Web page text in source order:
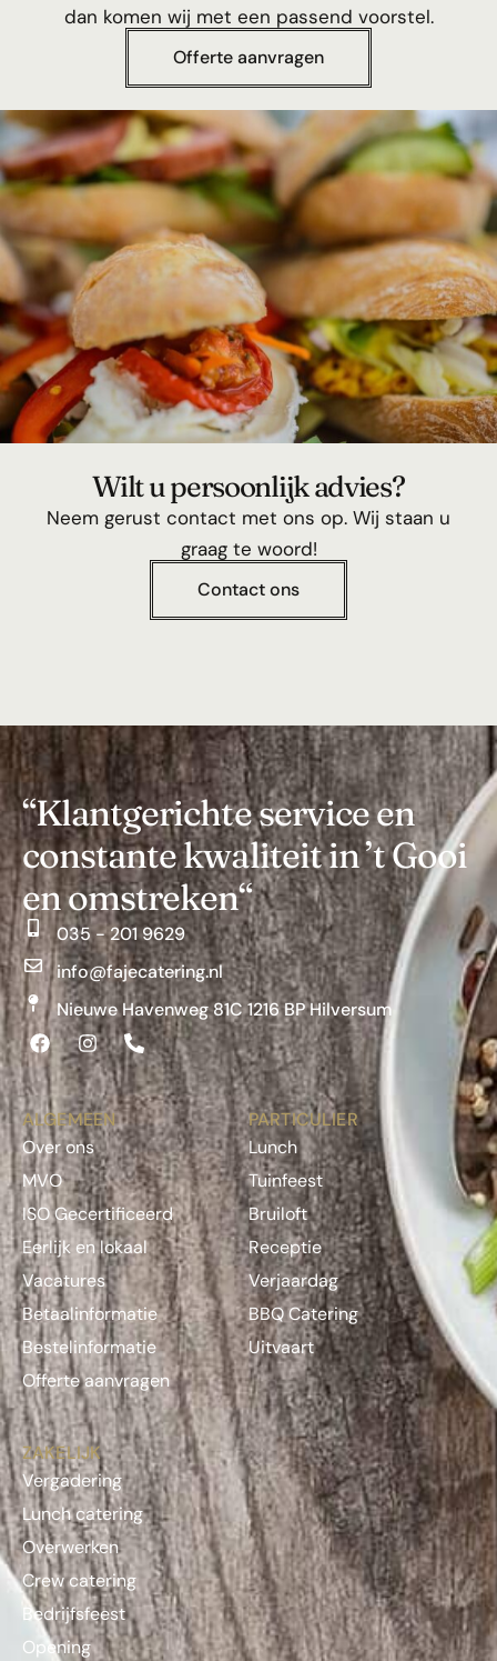
dan komen wij met een passend voorstel.
Offerte aanvragen
Wilt u persoonlijk advies?
Neem gerust contact met ons op. Wij staan u
graag te woord!
Contact ons
“Klantgerichte service en
constante kwaliteit in ’t Gooi
en omstreken“
035 - 201 9629
info@fajecatering.nl
Nieuwe Havenweg 81C 1216 BP Hilversum
ALGEMEEN
Over ons
MVO
ISO Gecertificeerd
Eerlijk en lokaal
Vacatures
Betaalinformatie
Bestelinformatie
Offerte aanvragen
PARTICULIER
Lunch
Tuinfeest
Bruiloft
Receptie
Verjaardag
BBQ Catering
Uitvaart
ZAKELIJK
Vergadering
Lunch catering
Overwerken
Crew catering
Bedrijfsfeest
Opening